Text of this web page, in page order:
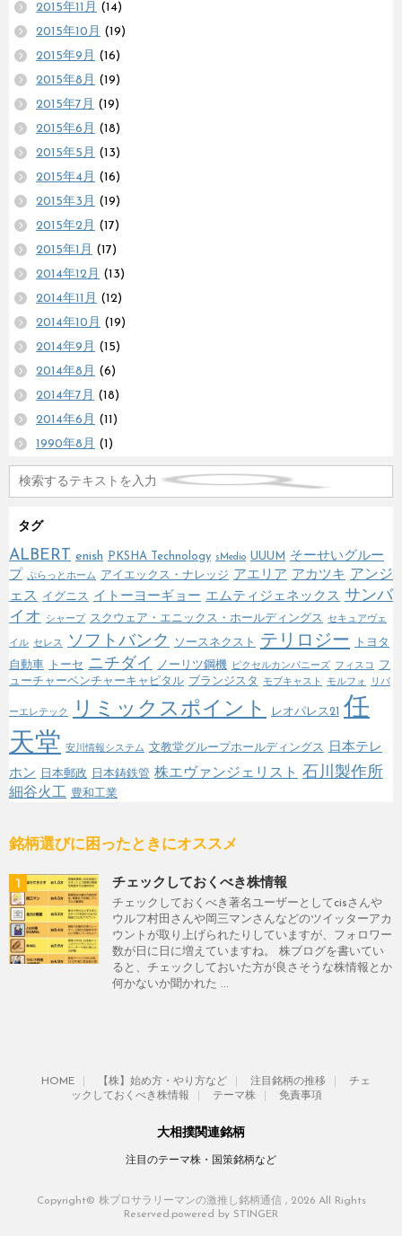
2015年11月 (14)
2015年10月 (19)
2015年9月 (16)
2015年8月 (19)
2015年7月 (19)
2015年6月 (18)
2015年5月 (13)
2015年4月 (16)
2015年3月 (19)
2015年2月 (17)
2015年1月 (17)
2014年12月 (13)
2014年11月 (12)
2014年10月 (19)
2014年9月 (15)
2014年8月 (6)
2014年7月 (18)
2014年6月 (11)
1990年8月 (1)
タグ
ALBERT enish PKSHA Technology sMedio UUUM
そーせいグルー
プ
ぷらっとホーム アイエックス・ナレッジ アエリア アカツキ アンジ
ェス
イグニス イトーヨーギョー エムティジェネックス サンバ
イオ
シャープ スクウェア・エニックス・ホールディングス セキュアヴェ
イル セレス ソフトバンク ソースネクスト テリロジー
トヨタ
自動車
トーセ ニチダイ ノーリツ鋼機 ピクセルカンパニーズ フィスコ
フ
ューチャーベンチャーキャピタル ブランジスタ モブキャスト モルフォ リバ
ーエレテック リミックスポイント レオパレス21
任
天堂 安川情報システム 文教堂グループホールディングス
日本テレ
ホン
日本郵政 日本鋳鉄管 株エヴァンジェリスト 石川製作所
細谷火工 豊和工業
銘柄選びに困ったときにオススメ
1 チェックしておくべき株情報
チェックしておくべき著名ユーザーとしてcisさんや
ウルフ村田さんや岡三マンさんなどのツイッターアカ
ウントが取り上げられたりしていますが、フォロワー
数が日に日に増えていますね。 株ブログを書いてい
ると、チェックしておいた方が良さそうな株情報とか
何かないか聞かれた ...
HOME 【株】始め方・やり方など 注目銘柄の推移
チェ
ックしておくべき株情報
テーマ株 免責事項
大相撲関連銘柄
注目のテーマ株・国策銘柄など
Copyright© 株プロサラリーマンの激推し銘柄通信 , 2026 All Rights
Reserved.powered by STINGER